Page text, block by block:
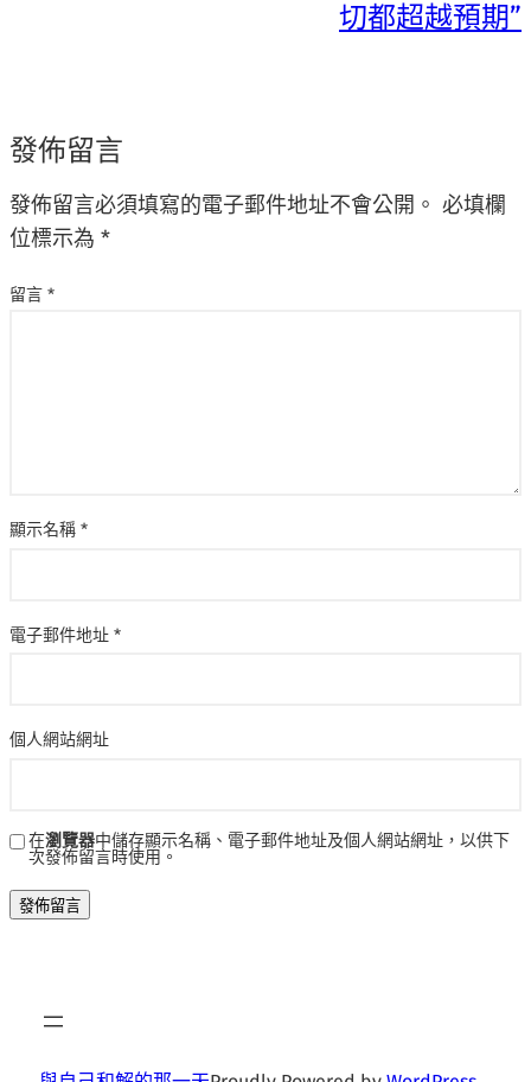
切都超越預期”
發佈留言
發佈留言必須填寫的電子郵件地址不會公開。 必填欄
位標示為 *
留言 *
顯示名稱 *
電子郵件地址 *
個人網站網址
在瀏覽器中儲存顯示名稱、電子郵件地址及個人網站網址，以供下
次發佈留言時使用。